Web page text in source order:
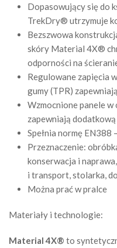
Dopasowujący się do
TrekDry® utrzymuje
Bezszwowa
skóry Material 4X®
odporności na
Regulowane zapięcia
gumy (TPR)
Wzmocnione panele w
zapewniają
Spełnia normę EN388
Przeznaczenie:
konserwacja i
i transport, stolarka,
Można prać w pralce
Materiały i technologie:
Material 4X® to